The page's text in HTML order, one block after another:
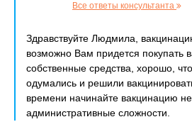
Все ответы консультанта
Здравствуйте Людмила,
возможно Вам придется покупать
собственные средства, хорошо,
одумались и решили
времени начинайте вакцинацию
административные сложности.